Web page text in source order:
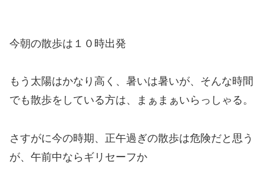
今朝の散歩は１０時出発
もう太陽はかなり高く、暑いは暑いが、そんな時間
でも散歩をしている方は、まぁまぁいらっしゃる。
さすがに今の時期、正午過ぎの散歩は危険だと思う
が、午前中ならギリセーフか